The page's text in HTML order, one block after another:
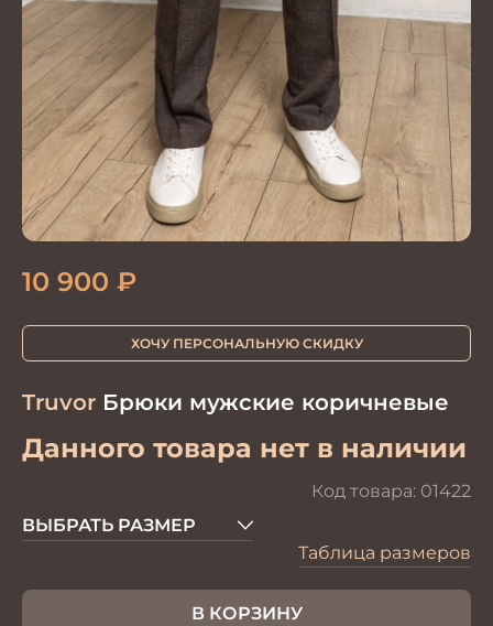
Truvor Брюки мужские коричневые
Данного товара нет в наличии
Код товара: 01422
10 900 ₽
ХОЧУ ПЕРСОНАЛЬНУЮ СКИДКУ
ВЫБРАТЬ РАЗМЕР
Таблица размеров
В КОРЗИНУ